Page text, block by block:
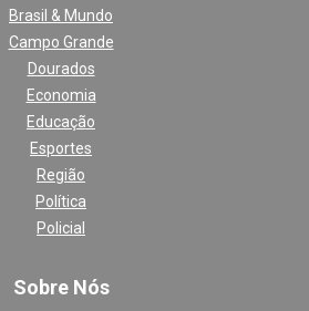
Brasil & Mundo
Campo Grande
Dourados
Economia
Educação
Esportes
Região
Política
Policial
Sobre Nós